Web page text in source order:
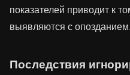
показателей приводит к
выявляются с опозданием.
Последствия